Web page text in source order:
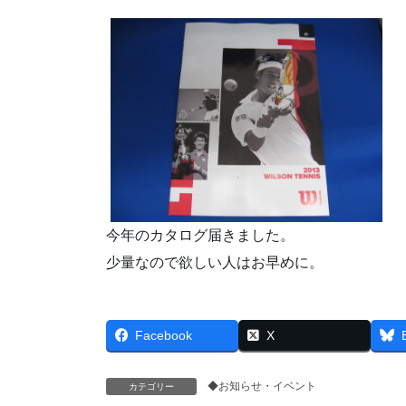
今年のカタログ届きました。
少量なので欲しい人はお早めに。
Facebook X
カテゴリー ◆お知らせ・イベント